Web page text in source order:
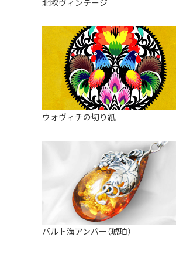
すべて見る
バスケット
装飾用タイル・プレート
ミニチュア
天使さま
カードスタンド
マグネット
すべて見る
ウォヴィチの切り紙
バルト海アンバー（琥珀）